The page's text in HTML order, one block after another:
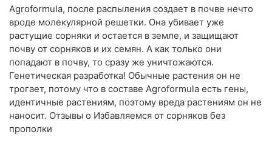
Agroformula, после распыления создает в почве нечто
вроде молекулярной решетки. Она убивает уже
растущие сорняки и остается в земле, и защищают
почву от сорняков и их семян. А как только они
попадают в почву, то сразу же уничтожаются.
Генетическая разработка! Обычные растения он не
трогает, потому что в составе Agroformula есть гены,
идентичные растениям, поэтому вреда растениям он не
наносит. Отзывы о Избавляемся от сорняков без
прополки